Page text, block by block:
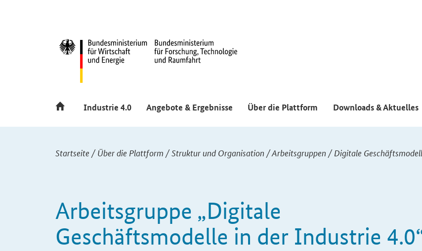
Industrie 4.0 Angebote & Ergebnisse Über die Plattform Downloads & Aktuelles
Sie sind hier:
Startseite /Über die Plattform /Struktur und Organisation /Arbeitsgruppen /Digitale
Arbeitsgruppe „Digitale
Geschäftsmodelle in der Industrie